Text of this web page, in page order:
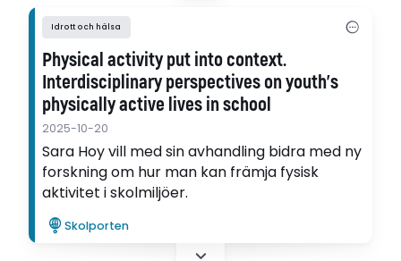
Idrott och hälsa
Physical activity put into context.
Interdisciplinary perspectives on youth’s
physically active lives in school
2025-10-20
Sara Hoy vill med sin avhandling bidra med ny
forskning om hur man kan främja fysisk
aktivitet i skolmiljöer.
Skolporten